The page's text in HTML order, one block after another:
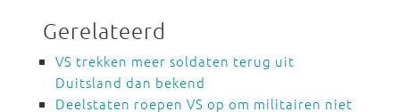
Gerelateerd
VS trekken meer soldaten terug uit
Duitsland dan bekend
Deelstaten roepen VS op om militairen niet